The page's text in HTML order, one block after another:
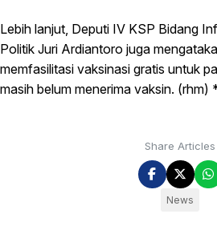
Lebih lanjut, Deputi IV KSP Bidang
Politik Juri Ardiantoro juga
memfasilitasi vaksinasi gratis untuk
masih belum menerima vaksin.
Share Articles
News